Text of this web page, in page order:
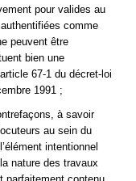
pour valides au
comme
peuvent être
bien une
67-1 du décret-loi
1991 ;
à savoir
au sein du
intentionnel
nature des travaux